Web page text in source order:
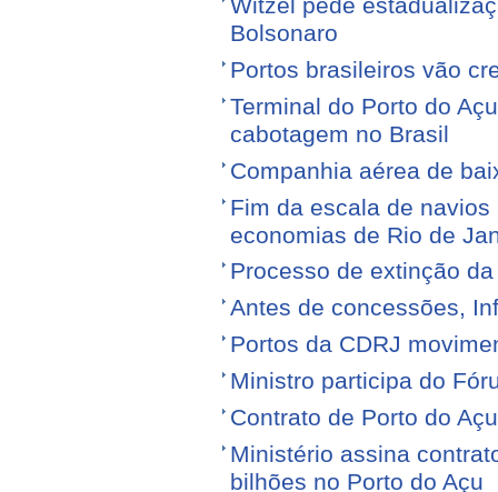
Witzel pede
Bolsonaro
Portos brasileiros vão
Terminal do Porto do
cabotagem no Brasil
Companhia aérea de
Fim da escala de
economias de Rio de
Processo de extinção
Antes de concessões,
Portos da CDRJ
Ministro participa do
Contrato de Porto do
Ministério assina
bilhões no Porto do Açu